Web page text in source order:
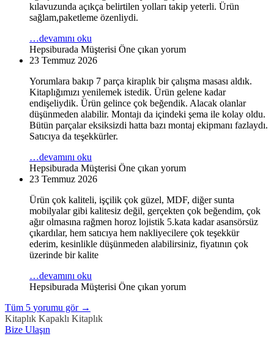
kılavuzunda açıkça belirtilen yolları takip yeterli. Ürün
sağlam,paketleme özenliydi.
…devamını oku
Hepsiburada Müşterisi Öne çıkan yorum
23 Temmuz 2026
Yorumlara bakıp 7 parça kiraplık bir çalışma masası aldık.
Kitaplığımızı yenilemek istedik. Ürün gelene kadar
endişeliydik. Ürün gelince çok beğendik. Alacak olanlar
düşünmeden alabilir. Montajı da içindeki şema ile kolay oldu.
Bütün parçalar eksiksizdi hatta bazı montaj ekipmanı fazlaydı.
Satıcıya da teşekkürler.
…devamını oku
Hepsiburada Müşterisi Öne çıkan yorum
23 Temmuz 2026
Ürün çok kaliteli, işçilik çok güzel, MDF, diğer sunta
mobilyalar gibi kalitesiz değil, gerçekten çok beğendim, çok
ağır olmasına rağmen horoz lojistik 5.kata kadar asansörsüz
çıkardılar, hem satıcıya hem nakliyecilere çok teşekkür
ederim, kesinlikle düşünmeden alabilirsiniz, fiyatının çok
üzerinde bir kalite
…devamını oku
Hepsiburada Müşterisi Öne çıkan yorum
Tüm 5 yorumu gör →
Kitaplık Kapaklı Kitaplık
Bize Ulaşın